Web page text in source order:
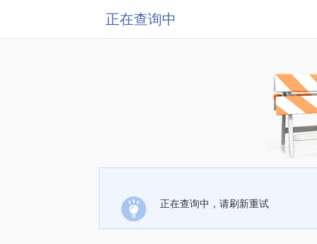
正在查询中
正在查询中，请刷新重试